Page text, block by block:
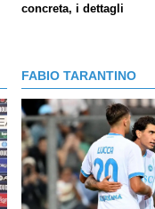
concreta, i dettagli
FABIO TARANTINO